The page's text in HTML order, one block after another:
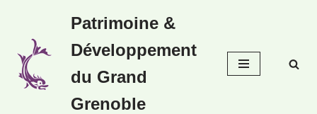
au
contenu
Patrimoine &
Développement
du Grand
Grenoble